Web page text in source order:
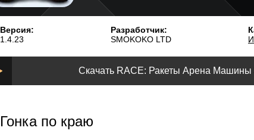
Версия:
1.4.23
Разработчик:
SMOKOKO LTD
Скачать RACE: Ракеты Арена
Гонка по краю